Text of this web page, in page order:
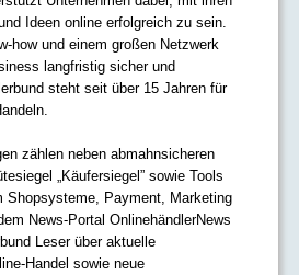
Ideen online erfolgreich zu sein.
how und einem großen Netzwerk
langfristig sicher und
steht seit über 15 Jahren für
zählen neben abmahnsicheren
„Käufersiegel” sowie Tools
Shopsysteme, Payment, Marketing
News-Portal OnlinehändlerNews
Leser über aktuelle
Handel sowie neue